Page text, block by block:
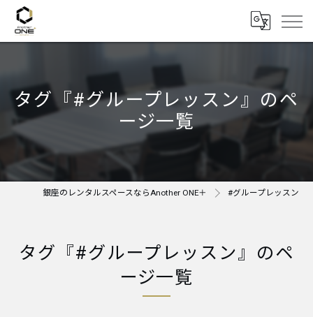
タグ『#グループレッスン』のペ
ージ一覧
銀座のレンタルスペースならAnother ONE＋ #グループレッスン
タグ『#グループレッスン』のペ
ージ一覧